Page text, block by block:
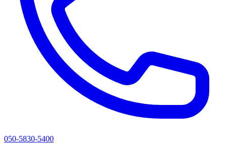
050-5830-5400